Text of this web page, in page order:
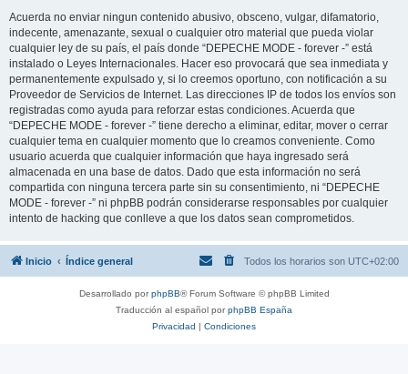
Acuerda no enviar ningun contenido abusivo, obsceno, vulgar, difamatorio,
indecente, amenazante, sexual o cualquier otro material que pueda violar
cualquier ley de su país, el país donde “DEPECHE MODE - forever -” está
instalado o Leyes Internacionales. Hacer eso provocará que sea inmediata y
permanentemente expulsado y, si lo creemos oportuno, con notificación a su
Proveedor de Servicios de Internet. Las direcciones IP de todos los envíos son
registradas como ayuda para reforzar estas condiciones. Acuerda que
“DEPECHE MODE - forever -” tiene derecho a eliminar, editar, mover o cerrar
cualquier tema en cualquier momento que lo creamos conveniente. Como
usuario acuerda que cualquier información que haya ingresado será
almacenada en una base de datos. Dado que esta información no será
compartida con ninguna tercera parte sin su consentimiento, ni “DEPECHE
MODE - forever -” ni phpBB podrán considerarse responsables por cualquier
intento de hacking que conlleve a que los datos sean comprometidos.
Inicio Índice general Todos los horarios son UTC+02:00
Desarrollado porphpBB® Forum Software © phpBB Limited
Traducción al español porphpBB España
Privacidad | Condiciones